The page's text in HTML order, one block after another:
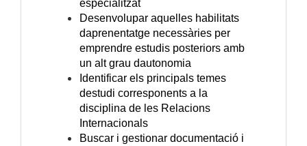
especialitzat
Desenvolupar aquelles habilitats
daprenentatge necessàries per
emprendre estudis posteriors amb
un alt grau dautonomia
Identificar els principals temes
destudi corresponents a la
disciplina de les Relacions
Internacionals
Buscar i gestionar documentació i